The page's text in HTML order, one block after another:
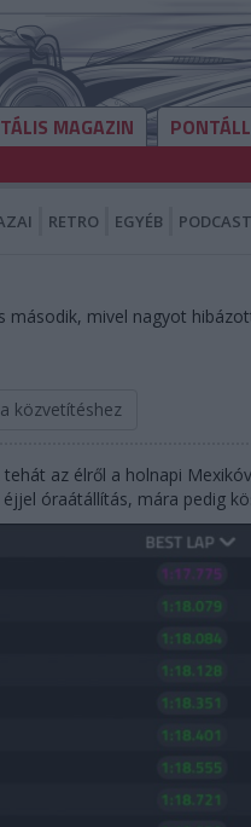
MAGAZIN
RETRO EGYÉB PODCAST
második, mivel nagyot
közvetítéshez
az élről a holnapi
óraátállítás, mára pedig